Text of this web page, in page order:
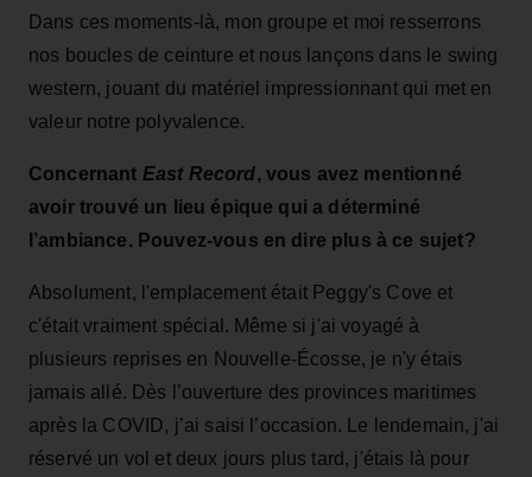
Dans ces moments-là, mon groupe et moi resserrons
nos boucles de ceinture et nous lançons dans le swing
western, jouant du matériel impressionnant qui met en
valeur notre polyvalence.
Concernant East Record, vous avez mentionné
avoir trouvé un lieu épique qui a déterminé
l’ambiance. Pouvez-vous en dire plus à ce sujet?
Absolument, l'emplacement était Peggy's Cove et
c'était vraiment spécial. Même si j'ai voyagé à
plusieurs reprises en Nouvelle-Écosse, je n'y étais
jamais allé. Dès l’ouverture des provinces maritimes
après la COVID, j’ai saisi l’occasion. Le lendemain, j'ai
réservé un vol et deux jours plus tard, j'étais là pour